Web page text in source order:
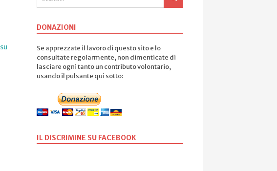
su
DONAZIONI
Se apprezzate il lavoro di questo sito e lo
consultate regolarmente, non dimenticate di
lasciare ogni tanto un contributo volontario,
usando il pulsante qui sotto:
IL DISCRIMINE SU FACEBOOK